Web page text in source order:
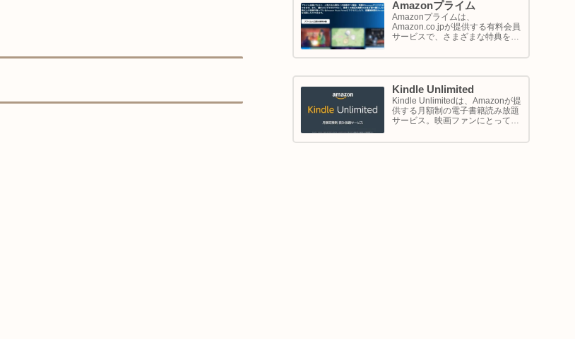
Amazonプライム
Amazonプライムは、
Amazon.co.jpが提供する有料会員
サービスで、さまざまな特典を享
スは、配送の利便性向上からエン
限定割引までをカバーし、日常の
ショッピングや生活をサポートし
ます。
Kindle Unlimited
Kindle Unlimitedは、Amazonが提
供する月額制の電子書籍読み放題
サービス。映画ファンにとって
ビスではありませんが、映画の世